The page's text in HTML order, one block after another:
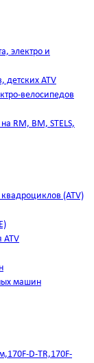
электро и
детских ATV
велосипедов
RM, BM, STELS,
(АТV)
ATV
машин
D-TR,170F-